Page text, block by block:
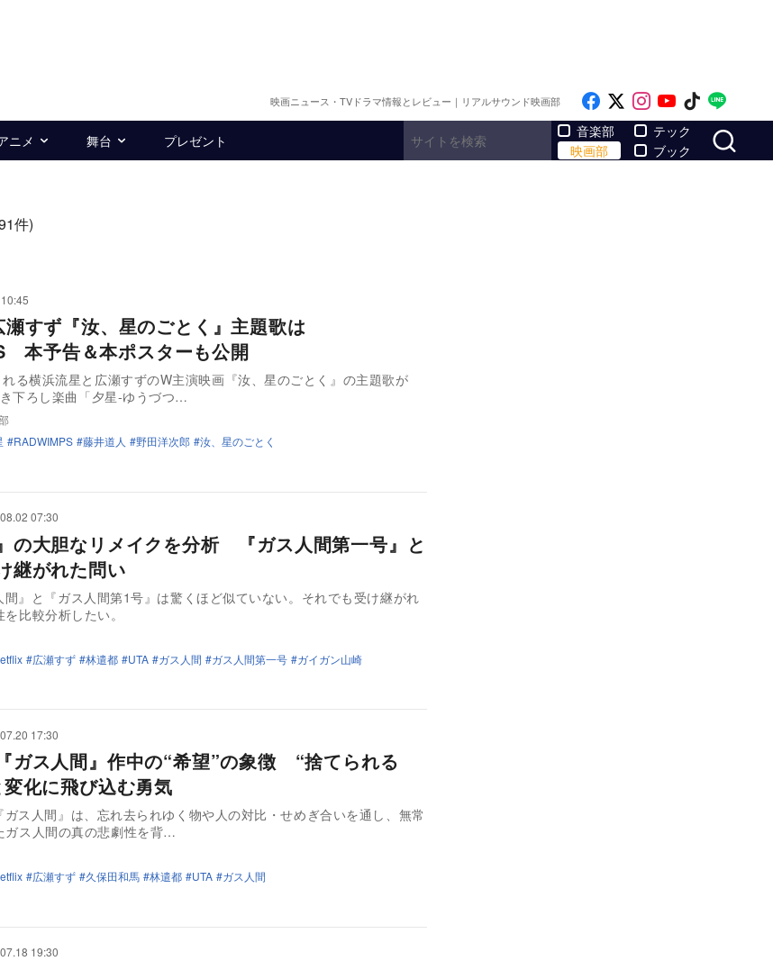
映画ニュース・TVドラマ情報とレビュー｜リアルサウンド映画部 Like on Facebook
Follow on x
Follow on
Follow on
Follow
ニメ 舞台 プレゼント
音楽部
映画部
テック
ブック
件)
すず『汝、星のごとく』主題歌は
本予告＆本ポスターも公開
る横浜流星と広瀬すずのW主演映画『汝、星のごとく』の主題歌が
下ろし楽曲「夕星-ゆうづつ…
RADWIMPS 藤井道人 野田洋次郎 汝、星のごとく
07:30
の大胆なリメイクを分析 『ガス人間第一号』と
継がれた問い
』と『ガス人間第1号』は驚くほど似ていない。それでも受け継がれ
比較分析したい。
広瀬すず 林遣都 UTA ガス人間 ガス人間第一号 ガイガン山崎
17:30
ガス人間』作中の“希望”の象徴 “捨てられる
化に飛び込む勇気
ス人間』は、忘れ去られゆく物や人の対比・せめぎ合いを通し、無常
ガス人間の真の悲劇性を背…
広瀬すず 久保田和馬 林遣都 UTA ガス人間
19:30